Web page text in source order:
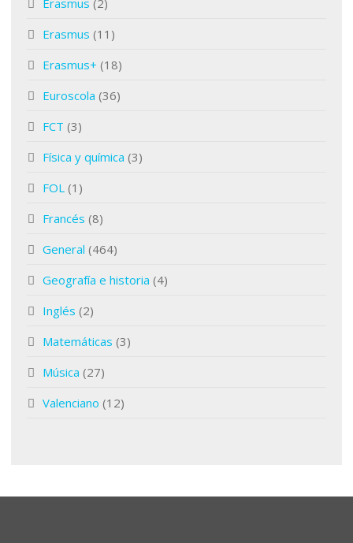
Erasmus (2)
Erasmus (11)
Erasmus+ (18)
Euroscola (36)
FCT (3)
Física y química (3)
FOL (1)
Francés (8)
General (464)
Geografía e historia (4)
Inglés (2)
Matemáticas (3)
Música (27)
Valenciano (12)